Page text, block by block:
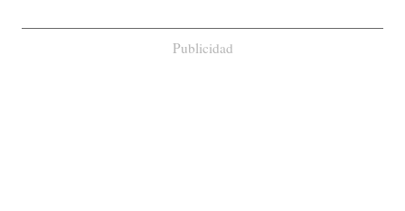
Publicidad